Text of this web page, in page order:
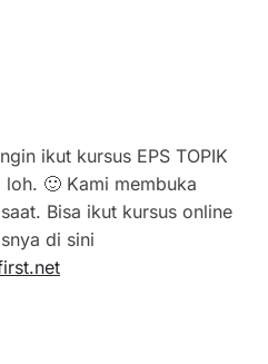
ikut kursus EPS TOPIK
🙂 Kami membuka
Bisa ikut kursus online
di sini